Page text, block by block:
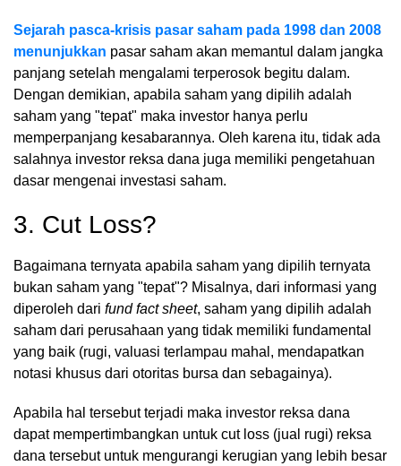
Sejarah pasca-krisis pasar saham pada 1998 dan 2008
menunjukkan pasar saham akan memantul dalam jangka
panjang setelah mengalami terperosok begitu dalam.
Dengan demikian, apabila saham yang dipilih adalah
saham yang "tepat" maka investor hanya perlu
memperpanjang kesabarannya. Oleh karena itu, tidak ada
salahnya investor reksa dana juga memiliki pengetahuan
dasar mengenai investasi saham.
3. Cut Loss?
Bagaimana ternyata apabila saham yang dipilih ternyata
bukan saham yang "tepat"? Misalnya, dari informasi yang
diperoleh dari fund fact sheet, saham yang dipilih adalah
saham dari perusahaan yang tidak memiliki fundamental
yang baik (rugi, valuasi terlampau mahal, mendapatkan
notasi khusus dari otoritas bursa dan sebagainya).
Apabila hal tersebut terjadi maka investor reksa dana
dapat mempertimbangkan untuk cut loss (jual rugi) reksa
dana tersebut untuk mengurangi kerugian yang lebih besar